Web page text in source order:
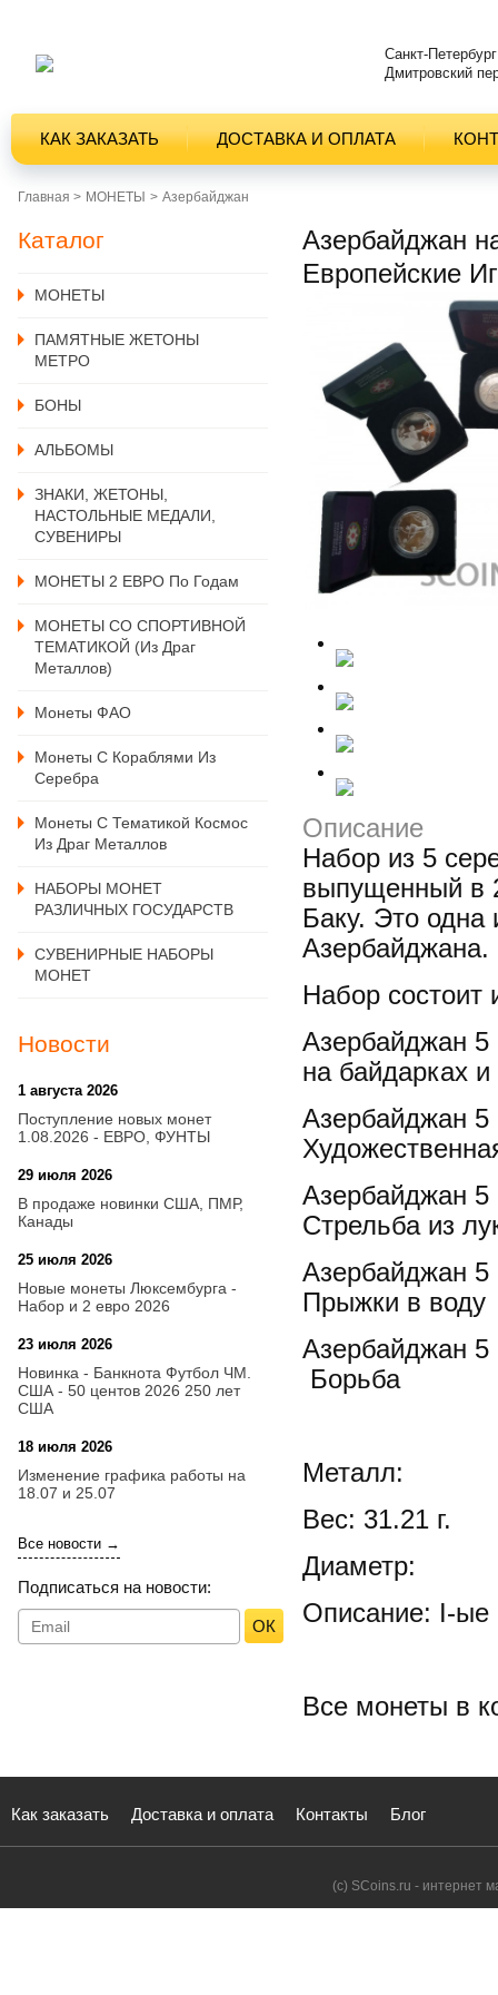
Санкт-Петербург
Дмитровский
КАК ЗАКАЗАТЬ ДОСТАВКА И ОПЛАТА
Главная > MОНЕТЫ Азербайджан
Каталог
MОНЕТЫ
ПАМЯТНЫЕ ЖЕТОНЫ
МЕТРО
БОНЫ
АЛЬБОМЫ
ЗНАКИ, ЖЕТОНЫ,
НАСТОЛЬНЫЕ МЕДАЛИ,
СУВЕНИРЫ
МОНЕТЫ 2 ЕВРО По Годам
МОНЕТЫ СО СПОРТИВНОЙ
ТЕМАТИКОЙ (из Драг
Металлов)
Монеты ФАО
Монеты С Кораблями Из
Серебра
Монеты С Тематикой Космос
Из Драг Металлов
НАБОРЫ МОНЕТ
РАЗЛИЧНЫХ ГОСУДАРСТВ
СУВЕНИРНЫЕ НАБОРЫ
МОНЕТ
Новости
1 августа 2026
Поступление новых монет
1.08.2026 - ЕВРО, ФУНТЫ
29 июля 2026
В продаже новинки США, ПМР,
Канады
25 июля 2026
Новые монеты Люксембурга -
Набор и 2 евро 2026
23 июля 2026
Новинка - Банкнота Футбол ЧМ.
США - 50 центов 2026 250 лет
США
18 июля 2026
Изменение графика работы на
18.07 и 25.07
Все новости →
Подписаться на новости:
ОК
Азербайджан
Европейские
Описание
Набор из 5
выпущенный в
Баку. Это одна
Азербайджана.
Набор состоит
Азербайджан 5
на байдарках
Азербайджан 5
Азербайджан 5
Стрельба из
Азербайджан 5
Прыжки в воду
Азербайджан 5
Борьба
Металл:
Вес: 31.21 г.
Диаметр:
Описание: I-ые
Все монеты в
Как заказать Доставка и оплата Контакты Блог
(с) SCoins.ru - интернет